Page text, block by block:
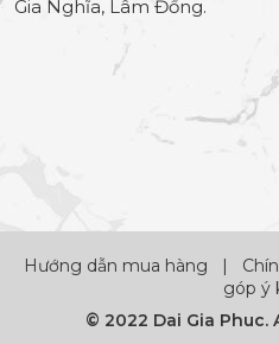
Gia Nghĩa, Lâm Đồng.
Hướng dẫn mua hàng |
góp ý
© 2022 Dai Gia Phuc.